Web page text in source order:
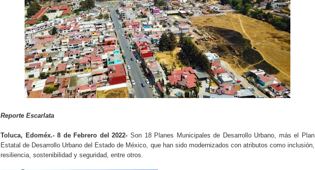
Reporte Escarlata
Toluca, Edoméx.- 8 de Febrero del 2022- Son 18 Planes Municipales de Desarrollo Urbano, más el Plan
Estatal de Desarrollo Urbano del Estado de México, que han sido modernizados con atributos como inclusión,
resiliencia, sostenibilidad y seguridad, entre otros.